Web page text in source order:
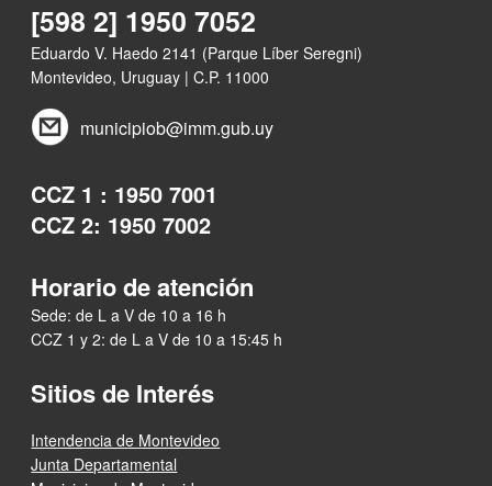
[598 2] 1950 7052
Eduardo V. Haedo 2141 (Parque Líber Seregni)
Montevideo, Uruguay | C.P. 11000
municipiob@imm.gub.uy
CCZ 1 : 1950 7001
CCZ 2: 1950 7002
Horario de atención
Sede: de L a V de 10 a 16 h
CCZ 1 y 2: de L a V de 10 a 15:45 h
Sitios de Interés
Intendencia de Montevideo
Junta Departamental